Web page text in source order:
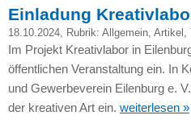
Einladung
18.10.2024, Rubrik: Allgemein, Artikel ,
Im Projekt Kreativlabor in
öffentlichen Veranstaltung ein. In
und Gewerbeverein Eilenburg e.
der kreativen Art ein. weiterlesen »